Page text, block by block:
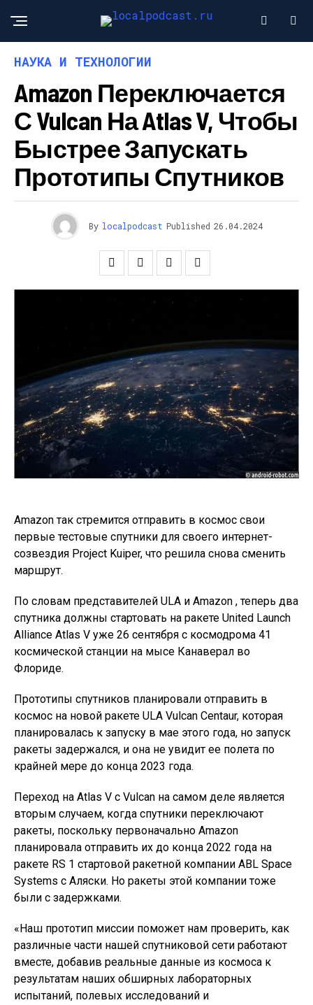
НАУКА И ТЕХНОЛОГИИ
Amazon Переключается
С Vulcan На Atlas V, Чтобы
Быстрее Запускать
Прототипы Спутников
By localpodcast Published 26.04.2024
Amazon так стремится отправить в космос свои
первые тестовые спутники для своего интернет-
созвездия Project Kuiper, что решила снова сменить
маршрут.
По словам представителей ULA и Amazon , теперь два
спутника должны стартовать на ракете United Launch
Alliance Atlas V уже 26 сентября с космодрома 41
космической станции на мысе Канаверал во
Флориде.
Прототипы спутников планировали отправить в
космос на новой ракете ULA Vulcan Centaur, которая
планировалась к запуску в мае этого года, но запуск
ракеты задержался, и она не увидит ее полета по
крайней мере до конца 2023 года.
Переход на Atlas V с Vulcan на самом деле является
вторым случаем, когда спутники переключают
ракеты, поскольку первоначально Amazon
планировала отправить их до конца 2022 года на
ракете RS 1 стартовой ракетной компании ABL Space
Systems с Аляски. Но ракеты этой компании тоже
были с задержками.
«Наш прототип миссии поможет нам проверить, как
различные части нашей спутниковой сети работают
вместе, добавив реальные данные из космоса к
результатам наших обширных лабораторных
испытаний, полевых исследований и